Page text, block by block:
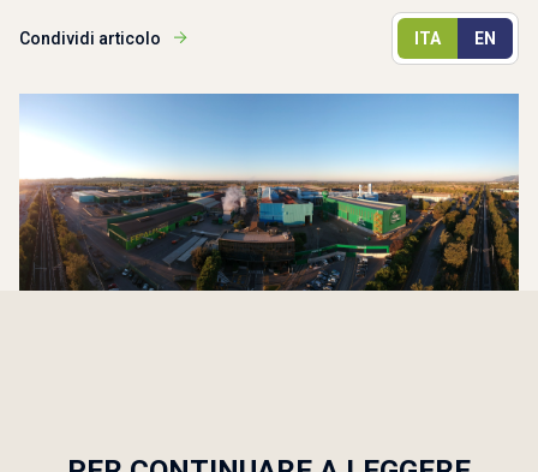
Condividi articolo ITA EN